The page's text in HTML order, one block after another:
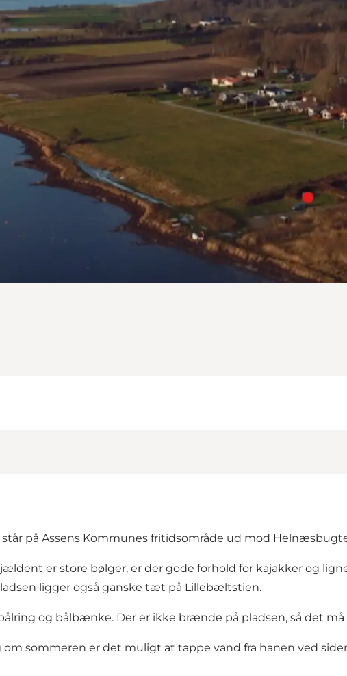
står på Assens Kommunes fritidsområde ud mod
er store bølger, er der gode forhold for kajakker og
ligger også ganske tæt på Lillebæltstien.
og bålbænke. Der er ikke brænde på pladsen, så det må
sommeren er det muligt at tappe vand fra hanen ved